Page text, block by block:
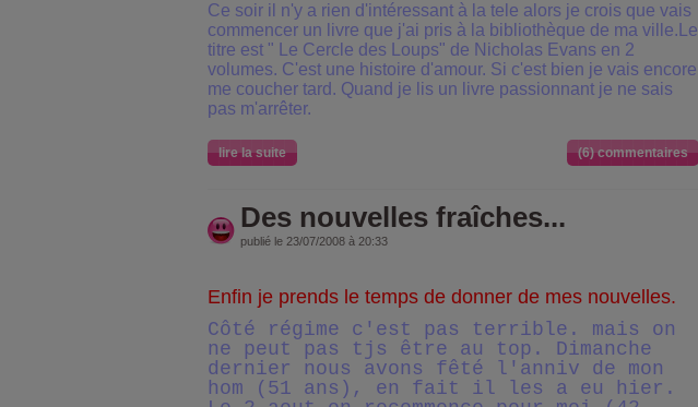
Ce soir il n'y a rien d'intéressant à la tele alors je crois que vais
commencer un livre que j'ai pris à la bibliothèque de ma ville.Le
titre est " Le Cercle des Loups" de Nicholas Evans en 2
volumes. C'est une histoire d'amour. Si c'est bien je vais encore
me coucher tard. Quand je lis un livre passionnant je ne sais
pas m'arrêter.
lire la suite (6) commentaires
Des nouvelles fraîches...
publié le 23/07/2008 à 20:33
Enfin je prends le temps de donner de mes nouvelles.
Côté régime c'est pas terrible. mais on
ne peut pas tjs être au top. Dimanche
dernier nous avons fêté l'anniv de mon
hom (51 ans), en fait il les a eu hier.